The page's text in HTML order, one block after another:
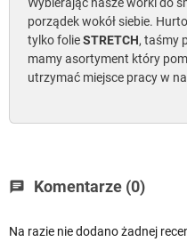
porządek wokół siebie.
tylko folieSTRETCH, taśmy
mamy asortyment który
utrzymać miejsce pracy w
chat Komentarze (0)
Na razie nie dodano żadnej